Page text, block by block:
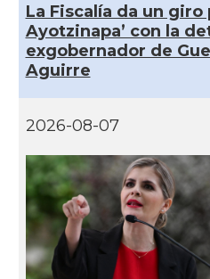
La Fiscalía da un giro
Ayotzinapa’ con la
exgobernador de
Aguirre
2026-08-07